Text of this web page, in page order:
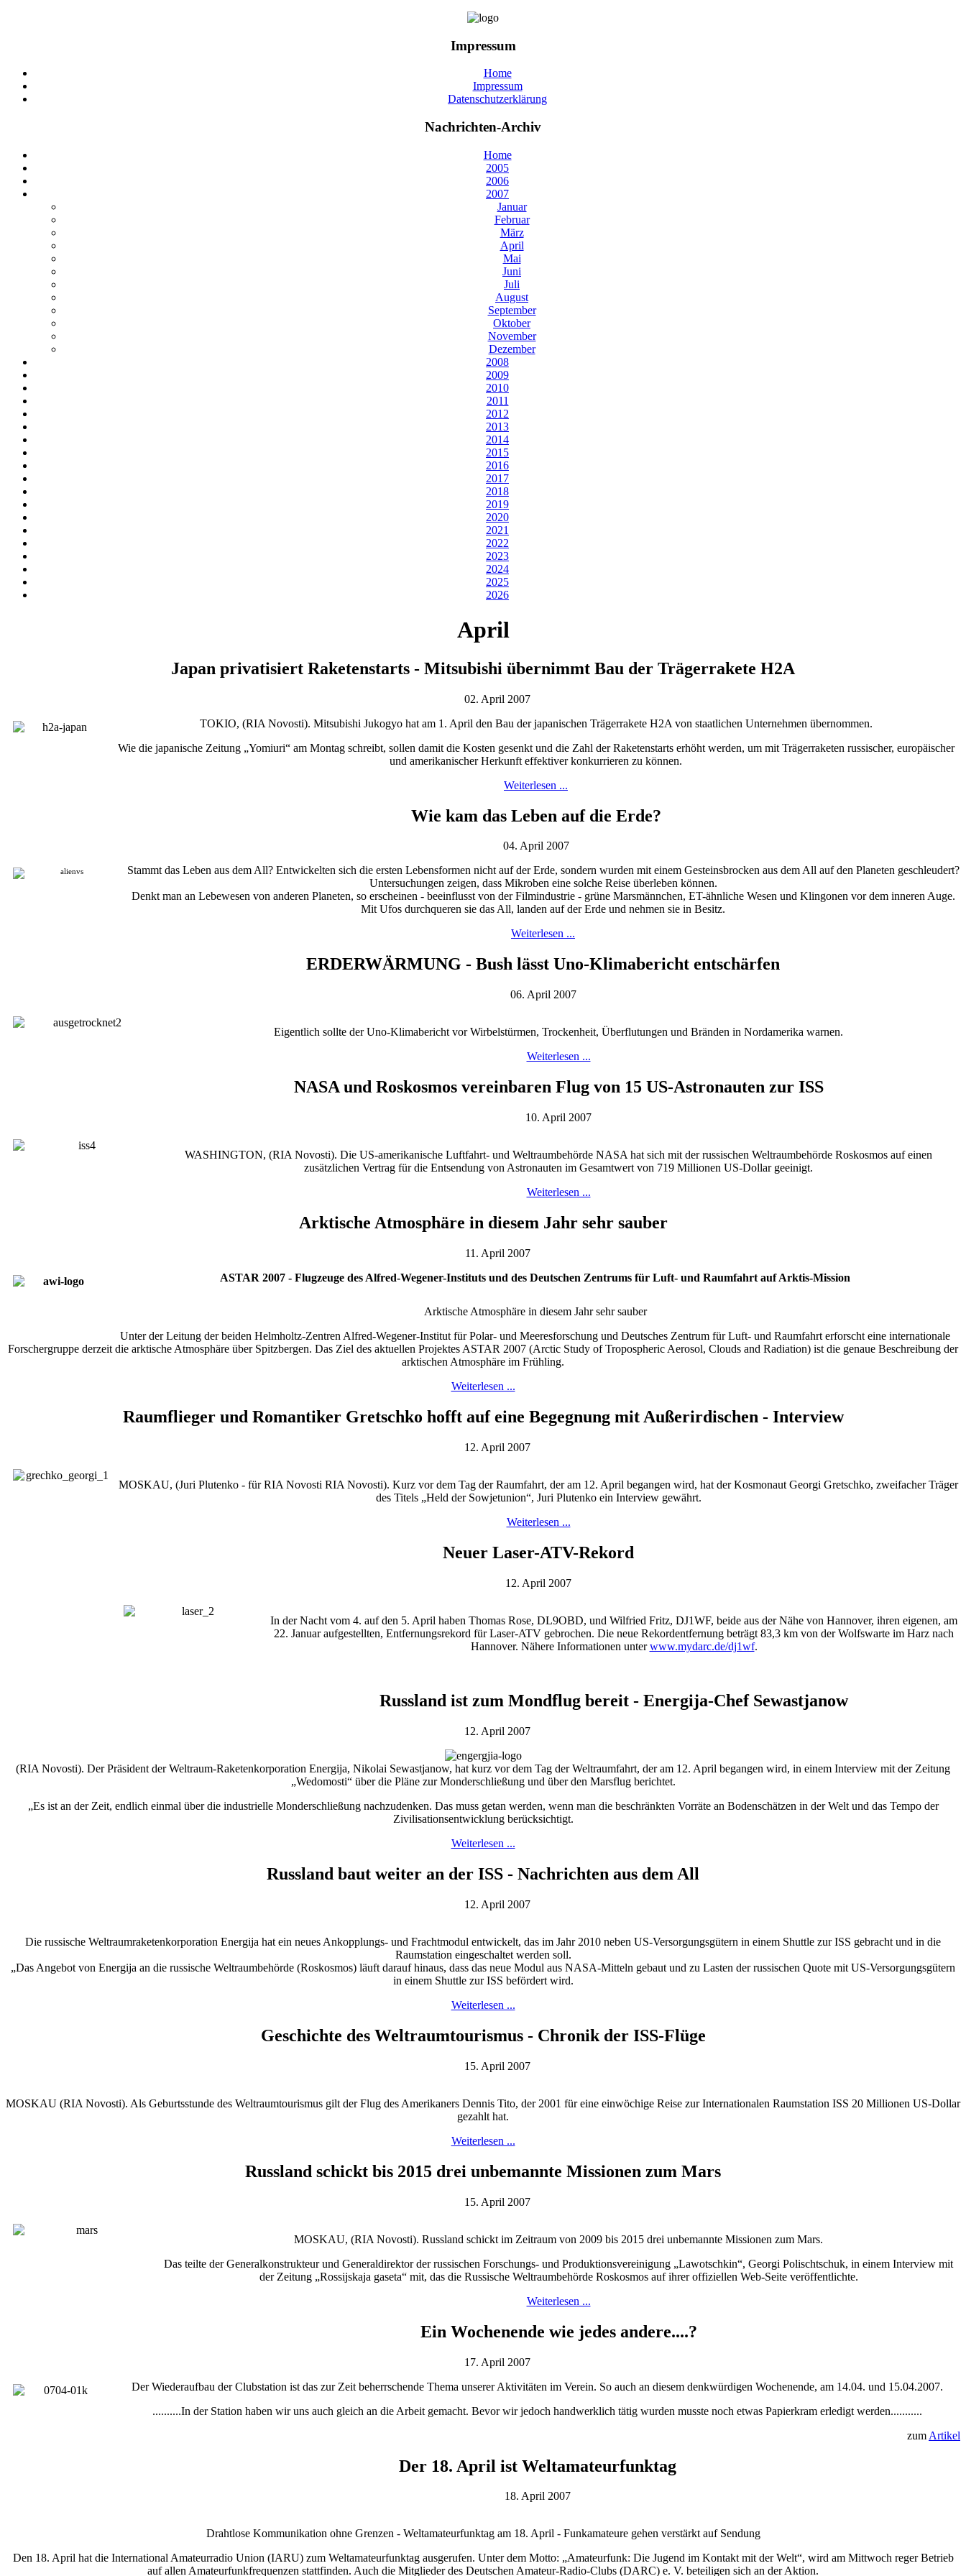
Impressum
Home
Impressum
Datenschutzerklärung
Nachrichten-Archiv
Home
2005
2006
2007
Januar
Februar
März
April
Mai
Juni
Juli
August
September
Oktober
November
Dezember
2008
2009
2010
2011
2012
2013
2014
2015
2016
2017
2018
2019
2020
2021
2022
2023
2024
2025
2026
April
Japan privatisiert Raketenstarts - Mitsubishi übernimmt Bau der Trägerrakete H2A
02. April 2007
TOKIO, (RIA Novosti). Mitsubishi Jukogyo hat am 1. April den Bau der japanischen Trägerrakete H2A von staatlichen Unternehmen übernommen.
Wie die japanische Zeitung „Yomiuri“ am Montag schreibt, sollen damit die Kosten gesenkt und die Zahl der Raketenstarts erhöht werden, um mit Trägerraketen russischer, europäischer
und amerikanischer Herkunft effektiver konkurrieren zu können.
Weiterlesen ...
Wie kam das Leben auf die Erde?
04. April 2007
Stammt das Leben aus dem All? Entwickelten sich die ersten Lebensformen nicht auf der Erde, sondern wurden mit einem Gesteinsbrocken aus dem All auf den Planeten geschleudert?
Untersuchungen zeigen, dass Mikroben eine solche Reise überleben können.
Denkt man an Lebewesen von anderen Planeten, so erscheinen - beeinflusst von der Filmindustrie - grüne Marsmännchen, ET-ähnliche Wesen und Klingonen vor dem inneren Auge.
Mit Ufos durchqueren sie das All, landen auf der Erde und nehmen sie in Besitz.
Weiterlesen ...
ERDERWÄRMUNG - Bush lässt Uno-Klimabericht entschärfen
06. April 2007
Eigentlich sollte der Uno-Klimabericht vor Wirbelstürmen, Trockenheit, Überflutungen und Bränden in Nordamerika warnen.
Weiterlesen ...
NASA und Roskosmos vereinbaren Flug von 15 US-Astronauten zur ISS
10. April 2007
WASHINGTON, (RIA Novosti). Die US-amerikanische Luftfahrt- und Weltraumbehörde NASA hat sich mit der russischen Weltraumbehörde Roskosmos auf einen
zusätzlichen Vertrag für die Entsendung von Astronauten im Gesamtwert von 719 Millionen US-Dollar geeinigt.
Weiterlesen ...
Arktische Atmosphäre in diesem Jahr sehr sauber
11. April 2007
ASTAR 2007 - Flugzeuge des Alfred-Wegener-Instituts und des Deutschen Zentrums für Luft- und Raumfahrt auf Arktis-Mission
Arktische Atmosphäre in diesem Jahr sehr sauber
Unter der Leitung der beiden Helmholtz-Zentren Alfred-Wegener-Institut für Polar- und Meeresforschung und Deutsches Zentrum für Luft- und Raumfahrt erforscht eine internationale
Forschergruppe derzeit die arktische Atmosphäre über Spitzbergen. Das Ziel des aktuellen Projektes ASTAR 2007 (Arctic Study of Tropospheric Aerosol, Clouds and Radiation) ist die genaue Beschreibung der
arktischen Atmosphäre im Frühling.
Weiterlesen ...
Raumflieger und Romantiker Gretschko hofft auf eine Begegnung mit Außerirdischen - Interview
12. April 2007
MOSKAU, (Juri Plutenko - für RIA Novosti RIA Novosti). Kurz vor dem Tag der Raumfahrt, der am 12. April begangen wird, hat der Kosmonaut Georgi Gretschko, zweifacher Träger
des Titels „Held der Sowjetunion“, Juri Plutenko ein Interview gewährt.
Weiterlesen ...
Neuer Laser-ATV-Rekord
12. April 2007
In der Nacht vom 4. auf den 5. April haben Thomas Rose, DL9OBD, und Wilfried Fritz, DJ1WF, beide aus der Nähe von Hannover, ihren eigenen, am
22. Januar aufgestellten, Entfernungsrekord für Laser-ATV gebrochen. Die neue Rekordentfernung beträgt 83,3 km von der Wolfswarte im Harz nach
Hannover. Nähere Informationen unterwww.mydarc.de/dj1wf.
Russland ist zum Mondflug bereit - Energija-Chef Sewastjanow
12. April 2007
(RIA Novosti). Der Präsident der Weltraum-Raketenkorporation Energija, Nikolai Sewastjanow, hat kurz vor dem Tag der Weltraumfahrt, der am 12. April begangen wird, in einem Interview mit der Zeitung
„Wedomosti“ über die Pläne zur Monderschließung und über den Marsflug berichtet.
„Es ist an der Zeit, endlich einmal über die industrielle Monderschließung nachzudenken. Das muss getan werden, wenn man die beschränkten Vorräte an Bodenschätzen in der Welt und das Tempo der
Zivilisationsentwicklung berücksichtigt.
Weiterlesen ...
Russland baut weiter an der ISS - Nachrichten aus dem All
12. April 2007
Die russische Weltraumraketenkorporation Energija hat ein neues Ankopplungs- und Frachtmodul entwickelt, das im Jahr 2010 neben US-Versorgungsgütern in einem Shuttle zur ISS gebracht und in die
Raumstation eingeschaltet werden soll.
„Das Angebot von Energija an die russische Weltraumbehörde (Roskosmos) läuft darauf hinaus, dass das neue Modul aus NASA-Mitteln gebaut und zu Lasten der russischen Quote mit US-Versorgungsgütern
in einem Shuttle zur ISS befördert wird.
Weiterlesen ...
Geschichte des Weltraumtourismus - Chronik der ISS-Flüge
15. April 2007
MOSKAU (RIA Novosti). Als Geburtsstunde des Weltraumtourismus gilt der Flug des Amerikaners Dennis Tito, der 2001 für eine einwöchige Reise zur Internationalen Raumstation ISS 20 Millionen US-Dollar
gezahlt hat.
Weiterlesen ...
Russland schickt bis 2015 drei unbemannte Missionen zum Mars
15. April 2007
MOSKAU, (RIA Novosti). Russland schickt im Zeitraum von 2009 bis 2015 drei unbemannte Missionen zum Mars.
Das teilte der Generalkonstrukteur und Generaldirektor der russischen Forschungs- und Produktionsvereinigung „Lawotschkin“, Georgi Polischtschuk, in einem Interview mit
der Zeitung „Rossijskaja gaseta“ mit, das die Russische Weltraumbehörde Roskosmos auf ihrer offiziellen Web-Seite veröffentlichte.
Weiterlesen ...
Ein Wochenende wie jedes andere....?
17. April 2007
Der Wiederaufbau der Clubstation ist das zur Zeit beherrschende Thema unserer Aktivitäten im Verein. So auch an diesem denkwürdigen Wochenende, am 14.04. und 15.04.2007.
..........In der Station haben wir uns auch gleich an die Arbeit gemacht. Bevor wir jedoch handwerklich tätig wurden musste noch etwas Papierkram erledigt werden...........
zum Artikel
Der 18. April ist Weltamateurfunktag
18. April 2007
Drahtlose Kommunikation ohne Grenzen - Weltamateurfunktag am 18. April - Funkamateure gehen verstärkt auf Sendung
Den 18. April hat die International Amateurradio Union (IARU) zum Weltamateurfunktag ausgerufen. Unter dem Motto: „Amateurfunk: Die Jugend im Kontakt mit der Welt“, wird am Mittwoch reger Betrieb
auf allen Amateurfunkfrequenzen stattfinden. Auch die Mitglieder des Deutschen Amateur-Radio-Clubs (DARC) e. V. beteiligen sich an der Aktion.